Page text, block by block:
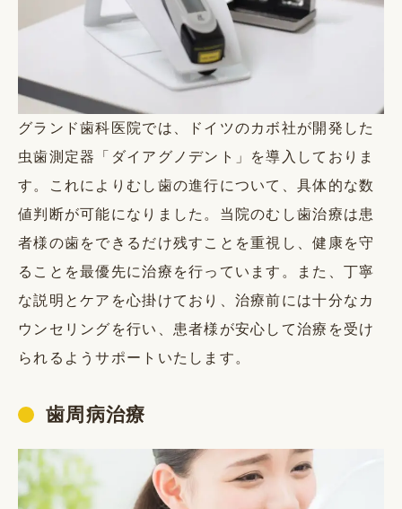
グランド歯科医院では、ドイツのカボ社が開発した
虫歯測定器「ダイアグノデント」を導入しておりま
す。これによりむし歯の進行について、具体的な数
値判断が可能になりました。当院のむし歯治療は患
者様の歯をできるだけ残すことを重視し、健康を守
ることを最優先に治療を行っています。また、丁寧
な説明とケアを心掛けており、治療前には十分なカ
ウンセリングを行い、患者様が安心して治療を受け
られるようサポートいたします。
歯周病治療